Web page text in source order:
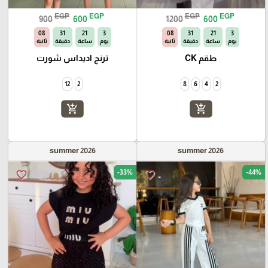
1200 EGP 600 EGP
3
يوم
21
ساعة
31
دقيقة
07
ثانية
طقم CK
2
4
6
8
add_shopping_cart
900 EGP 600 EGP
3
يوم
21
ساعة
31
دقيقة
07
ثانية
ترنج اديداس شورت
2
12
add_shopping_cart
summer 2026
favorite_border -44%
summer 2026
favorite_border -33%